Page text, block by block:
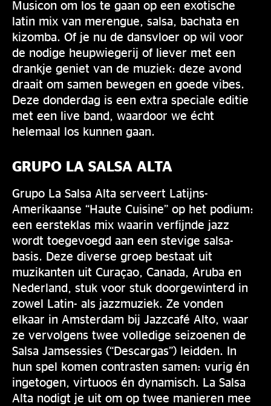
Musicon om los te gaan op een exotische
latin mix van merengue, salsa, bachata en
kizomba. Of je nu de dansvloer op wil voor
de nodige heupwiegerij of liever met een
drankje geniet van de muziek: deze avond
draait om samen bewegen en goede vibes.
Deze donderdag is een extra speciale editie
met een live band, waardoor we écht
helemaal los kunnen gaan.
GRUPO LA SALSA ALTA
Grupo La Salsa Alta serveert Latijns-
Amerikaanse “Haute Cuisine” op het podium:
een eersteklas mix waarin verfijnde jazz
wordt toegevoegd aan een stevige salsa-
basis. Deze diverse groep bestaat uit
muzikanten uit Curaçao, Canada, Aruba en
Nederland, stuk voor stuk doorgewinterd in
zowel Latin- als jazzmuziek. Ze vonden
elkaar in Amsterdam bij Jazzcafé Alto, waar
ze vervolgens twee volledige seizoenen de
Salsa Jamsessies (“Descargas”) leidden. In
hun spel komen contrasten samen: vurig én
ingetogen, virtuoos én dynamisch. La Salsa
Alta nodigt je uit om op twee manieren mee